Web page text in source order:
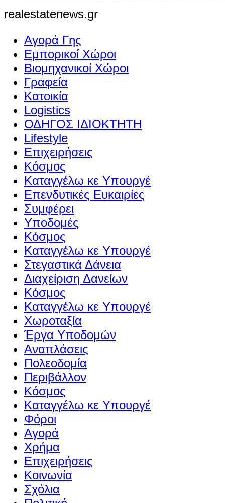
realestatenews.gr
Αγορά Γης
Εμπορικοί Χώροι
Βιομηχανικοί Χώροι
Γραφεία
Κατοικία
Logistics
ΟΔΗΓΟΣ ΙΔΙΟΚΤΗΤΗ
Lifestyle
Επιχειρήσεις
Κόσμος
Καταγγέλω κε Υπουργέ
Επενδυτικές Ευκαιρίες
Συμφέρει
Υποδομές
Κόσμος
Καταγγέλω κε Υπουργέ
Στεγαστικά Δάνεια
Διαχείριση Δανείων
Κόσμος
Καταγγέλω κε Υπουργέ
Χωροταξία
Έργα Υποδομών
Αναπλάσεις
Πολεοδομία
Περιβάλλον
Κόσμος
Καταγγέλω κε Υπουργέ
Φόροι
Αγορά
Χρήμα
Επιχειρήσεις
Κοινωνία
Σχόλια